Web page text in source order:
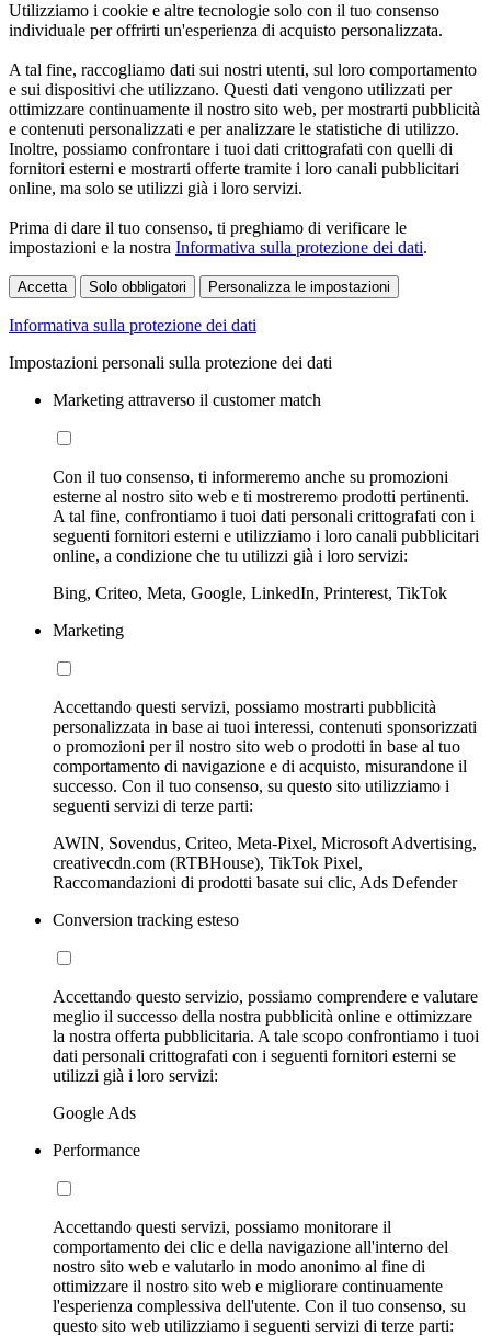
Utilizziamo i cookie e altre tecnologie solo con il tuo consenso
individuale per offrirti un'esperienza di acquisto personalizzata.
A tal fine, raccogliamo dati sui nostri utenti, sul loro comportamento
e sui dispositivi che utilizzano. Questi dati vengono utilizzati per
ottimizzare continuamente il nostro sito web, per mostrarti pubblicità
e contenuti personalizzati e per analizzare le statistiche di utilizzo.
Inoltre, possiamo confrontare i tuoi dati crittografati con quelli di
fornitori esterni e mostrarti offerte tramite i loro canali pubblicitari
online, ma solo se utilizzi già i loro servizi.
Prima di dare il tuo consenso, ti preghiamo di verificare le
impostazioni e la nostra Informativa sulla protezione dei dati.
Accetta Solo obbligatori Personalizza le impostazioni
Informativa sulla protezione dei dati
Impostazioni personali sulla protezione dei dati
Marketing attraverso il customer match
Con il tuo consenso, ti informeremo anche su promozioni
esterne al nostro sito web e ti mostreremo prodotti pertinenti.
A tal fine, confrontiamo i tuoi dati personali crittografati con i
seguenti fornitori esterni e utilizziamo i loro canali pubblicitari
online, a condizione che tu utilizzi già i loro servizi:
Bing, Criteo, Meta, Google, LinkedIn, Printerest, TikTok
Marketing
Accettando questi servizi, possiamo mostrarti pubblicità
personalizzata in base ai tuoi interessi, contenuti sponsorizzati
o promozioni per il nostro sito web o prodotti in base al tuo
comportamento di navigazione e di acquisto, misurandone il
successo. Con il tuo consenso, su questo sito utilizziamo i
seguenti servizi di terze parti:
AWIN, Sovendus, Criteo, Meta-Pixel, Microsoft Advertising,
creativecdn.com (RTBHouse), TikTok Pixel,
Raccomandazioni di prodotti basate sui clic, Ads Defender
Conversion tracking esteso
Accettando questo servizio, possiamo comprendere e valutare
meglio il successo della nostra pubblicità online e ottimizzare
la nostra offerta pubblicitaria. A tale scopo confrontiamo i tuoi
dati personali crittografati con i seguenti fornitori esterni se
utilizzi già i loro servizi:
Google Ads
Performance
Accettando questi servizi, possiamo monitorare il
comportamento dei clic e della navigazione all'interno del
nostro sito web e valutarlo in modo anonimo al fine di
ottimizzare il nostro sito web e migliorare continuamente
l'esperienza complessiva dell'utente. Con il tuo consenso, su
questo sito web utilizziamo i seguenti servizi di terze parti: